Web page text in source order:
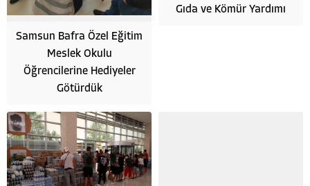
Samsun Bafra Özel Eğitim
Meslek Okulu
Öğrencilerine Hediyeler
Götürdük
Gıda ve Kömür Yardımı